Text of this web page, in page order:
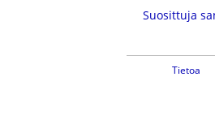
Suosittuja
Tietoa